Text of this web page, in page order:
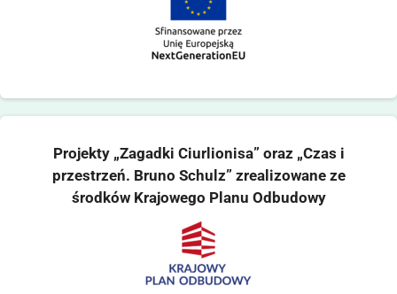
Projekty „Zagadki Ciurlionisa” oraz „Czas i
przestrzeń. Bruno Schulz” zrealizowane ze
środków Krajowego Planu Odbudowy